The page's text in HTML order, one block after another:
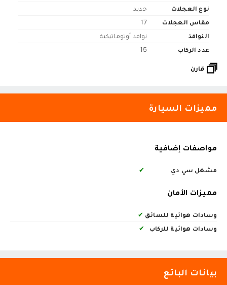
نوع العجلات
حديد
مقاس العجلات
17
النوافذ
نوافذ أوتوماتيكية
عدد الركاب
15
قارن
مميزات السيارة
مواصفات إضافية
مشغل سي دي ✔
مميزات الأمان
وسادات هوائية للسائق ✔
وسادات هوائية للركاب
✔
بيانات البائع